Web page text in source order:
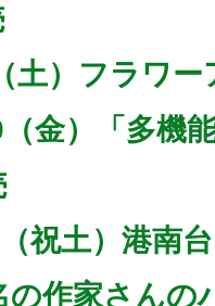
土）フラワー
金）「多機
祝土）港南
作家さんの